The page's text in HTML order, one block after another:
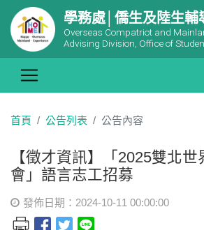
學務處│僑生及陸生輔
Overseas Compatriot and
Advising Division, Office of
首頁 公告列表 公告內容
【徵才資訊】「2025雙北
會」語言志工招募
發佈日期：2024-10-11 00:00:00